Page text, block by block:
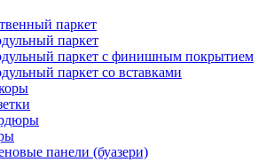
паркет
паркет
паркет с финишным покрытием
паркет со вставками
панели (буазери)